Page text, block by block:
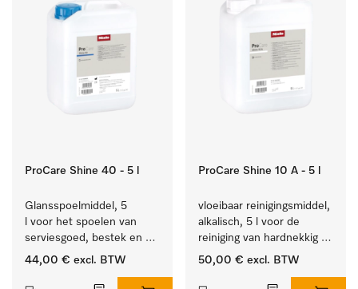
ProCare Shine 40 - 5 l
Glansspoelmiddel, 5
l voor het spoelen van
serviesgoed, bestek en
ideaal voor glazen.
44,00 € excl. BTW
ProCare Shine 10 A - 5 l
vloeibaar reinigingsmiddel,
alkalisch, 5 l voor de
reiniging van hardnekkig
vuil op serviesgoed,
50,00 € excl. BTW